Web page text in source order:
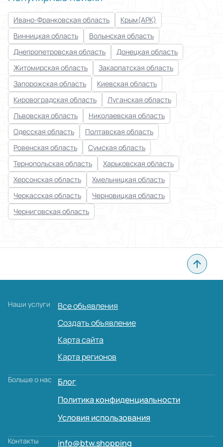
Ивано-Франковская область
Крым(АРК)
Винницкая область
Волынская область
Днепропетровская область
Донецкая область
Житомирская область
Закарпатская область
Запорожская область
Киевская область
Кировоградская область
Луганская область
Львовская область
Николаевская область
Одесская область
Полтавская область
Ровенская область
Сумская область
Тернопольская область
Харьковская область
Херсонская область
Хмельницкая область
Черкасская область
Черновицкая область
Черниговская область
Наши услуги
Все объявления
Создать объявление
Карта сайта
Карта регионов
Больше о нас
Блог
Политика конфиденциальности
Условия использования
Контакты info@btw.shopping